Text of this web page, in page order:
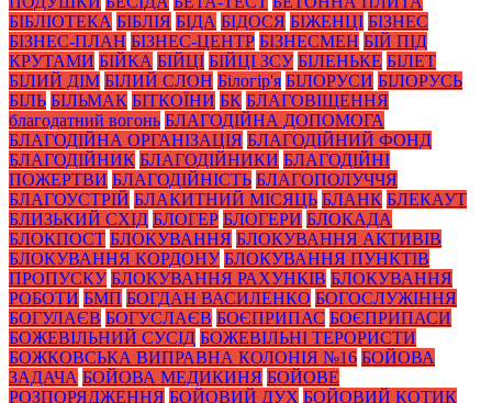
БІБЛІОТЕКА БІБЛІЯ БІДА БІДОСЯ БІЖЕНЦІ БІЗНЕС
БІЗНЕС-ПЛАН БІЗНЕС-ЦЕНТР БІЗНЕСМЕН БІЙ ПІД
КРУТАМИ БІЙКА БІЙЦІ БІЙЦІ ЗСУ БІЛЕНЬКЕ БІЛЕТ
БІЛИЙ ДІМ БІЛИЙ СЛОН Білогір'я БІЛОРУСИ БІЛОРУСЬ
БІЛЬ БІЛЬМАК БІТКОЇНИ БК БЛАГОВІЩЕННЯ
благодатний вогонь БЛАГОДІЙНА ДОПОМОГА
БЛАГОДІЙНА ОРГАНІЗАЦІЯ БЛАГОДІЙНИЙ ФОНД
БЛАГОДІЙНИК БЛАГОДІЙНИКИ БЛАГОДІЙНІ
ПОЖЕРТВИ БЛАГОДІЙНІСТЬ БЛАГОПОЛУЧЧЯ
БЛАГОУСТРІЙ БЛАКИТНИЙ МІСЯЦЬ БЛАНК БЛЕКАУТ
БЛИЗЬКИЙ СХІД БЛОГЕР БЛОГЕРИ БЛОКАДА
БЛОКПОСТ БЛОКУВАННЯ БЛОКУВАННЯ АКТИВІВ
БЛОКУВАННЯ КОРДОНУ БЛОКУВАННЯ ПУНКТІВ
ПРОПУСКУ БЛОКУВАННЯ РАХУНКІВ БЛОКУВАННЯ
РОБОТИ БМП БОГДАН ВАСИЛЕНКО БОГОСЛУЖІННЯ
БОГУЛАЄВ БОГУСЛАЄВ БОЄПРИПАС БОЄПРИПАСИ
БОЖЕВІЛЬНИЙ СУСІД БОЖЕВІЛЬНІ ТЕРОРИСТИ
БОЖКОВСЬКА ВИПРАВНА КОЛОНІЯ №16 БОЙОВА
ЗАДАЧА БОЙОВА МЕДИКИНЯ БОЙОВЕ
РОЗПОРЯДЖЕННЯ БОЙОВИЙ ДУХ БОЙОВИЙ КОТИК